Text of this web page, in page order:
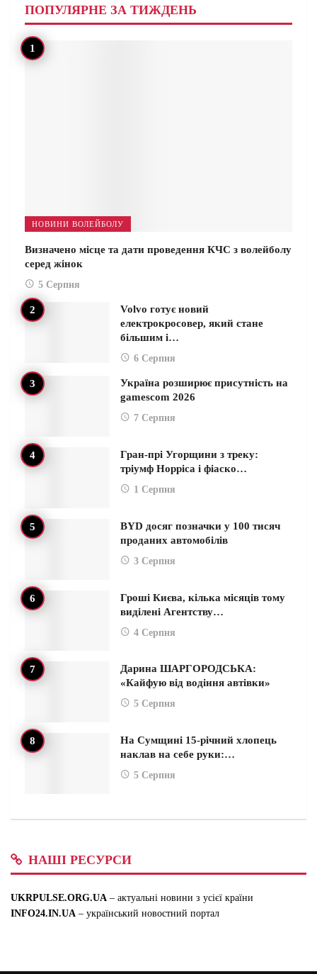
ПОПУЛЯРНЕ ЗА ТИЖДЕНЬ
НОВИНИ ВОЛЕЙБОЛУ
Визначено місце та дати проведення КЧС з волейболу
серед жінок
5 Серпня
Volvo готує новий
електрокросовер, який стане
більшим і…
6 Серпня
Україна розширює присутність на
gamescom 2026
7 Серпня
Гран-прі Угорщини з треку:
тріумф Норріса і фіаско…
1 Серпня
BYD досяг позначки у 100 тисяч
проданих автомобілів
3 Серпня
Гроші Києва, кілька місяців тому
виділені Агентству…
4 Серпня
Дарина ШАРГОРОДСЬКА:
«Кайфую від водіння автівки»
5 Серпня
На Сумщині 15-річний хлопець
наклав на себе руки:…
5 Серпня
НАШІ РЕСУРСИ
UKRPULSE.ORG.UA – актуальні новини з усієї країни
INFO24.IN.UA – український новостний портал